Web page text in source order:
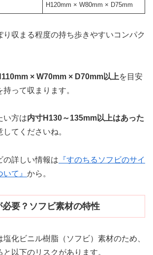
H120mm × W80mm × D75mm
り収まる程度の持ち歩きやすいコンパク
× W70mm × D70mm以上を目安
って収まります。
い方は内寸H130～135mm以上はあった
してくださいね。
詳しい情報は 『すのちるソフビのサイ
て』 から。
要？ソフビ素材の特性
化ビニル樹脂（ソフビ）素材のため、
以下のリスクがあります。